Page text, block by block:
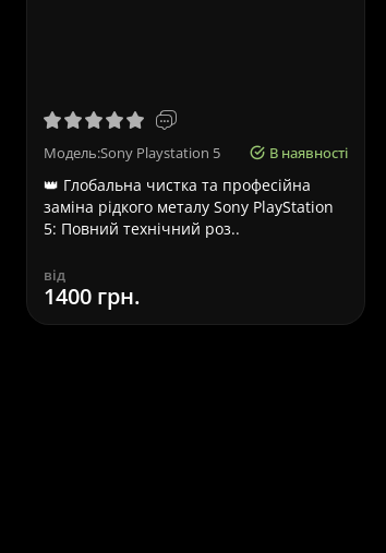
вартість
780 грн.
Модель:Sony Playstation 5 В наявності
👑 Глобальна чистка та професійна
заміна рідкого металу Sony PlayStation
5: Повний технічний роз..
від
1400 грн.